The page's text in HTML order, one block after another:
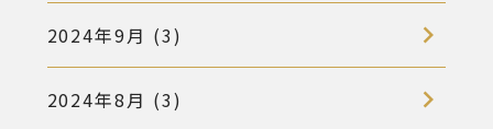
2024年9月 (3)
2024年8月 (3)